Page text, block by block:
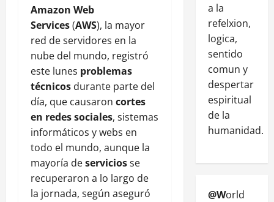
Amazon Web
Services(AWS), la mayor
red de servidores en la
nube del mundo, registró
este lunes problemas
técnicos durante parte del
día, que causaron cortes
en redes sociales, sistemas
informáticos y webs en
todo el mundo, aunque la
mayoría deserviciosse
recuperaron a lo largo de
la jornada, según aseguró
a la
refelxion,
logica,
sentido
comun y
despertar
espiritual
de la
humanidad.
@World